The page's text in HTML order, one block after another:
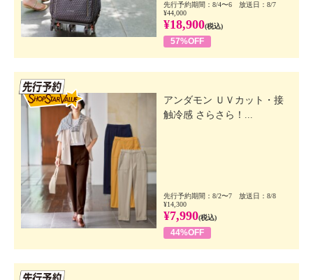
先行予約期間：8/4〜6 放送日：8/7
¥44,000
¥18,900(税込)
57%OFF
アンダモン ＵＶカット・接
触冷感 さらさら！...
先行予約期間：8/2〜7 放送日：8/8
¥14,300
¥7,990(税込)
44%OFF